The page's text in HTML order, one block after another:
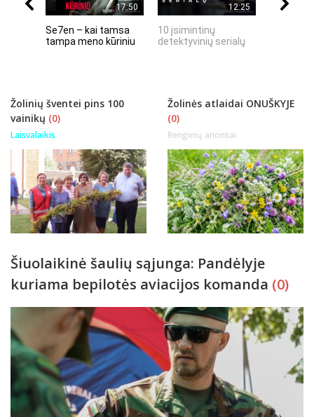
17:50
Se7en – kai tamsa
tampa meno kūriniu
12:25
10 įsimintinų
detektyvinių serialų
Žolinių šventei pins 100
vainikų (0)
Laisvalaikis
Žolinės atlaidai ONUŠKYJE
(0)
Renginių anonsai
Šiuolaikinė šaulių sąjunga: Pandėlyje
kuriama bepilotės aviacijos komanda (0)